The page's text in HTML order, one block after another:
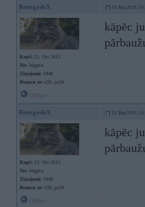
RenegadeX 19. Mar 2019,
Kopš: 23. Oct 2015
No: Jelgava
Ziņojumi: 3448
Braucu ar: e39, pc34
kāpēc
RenegadeX 19. Mar 2019,
Kopš: 23. Oct 2015
No: Jelgava
Ziņojumi: 3448
Braucu ar: e39, pc34
kāpēc